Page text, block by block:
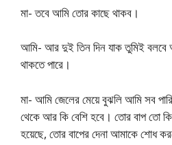
মা- তবে আমি তোর কাছে থাকব।
আমি- আর দুই তিন দিন যাক তুমিই বলবে
থাকতে পারে।
মা- আমি জেলের মেয়ে বুঝলি আমি সব
থেকে আর কি বেশি হবে। তোর বাপ তো
হয়েছে, তোর বাপের দেনা আমাকে শোধ